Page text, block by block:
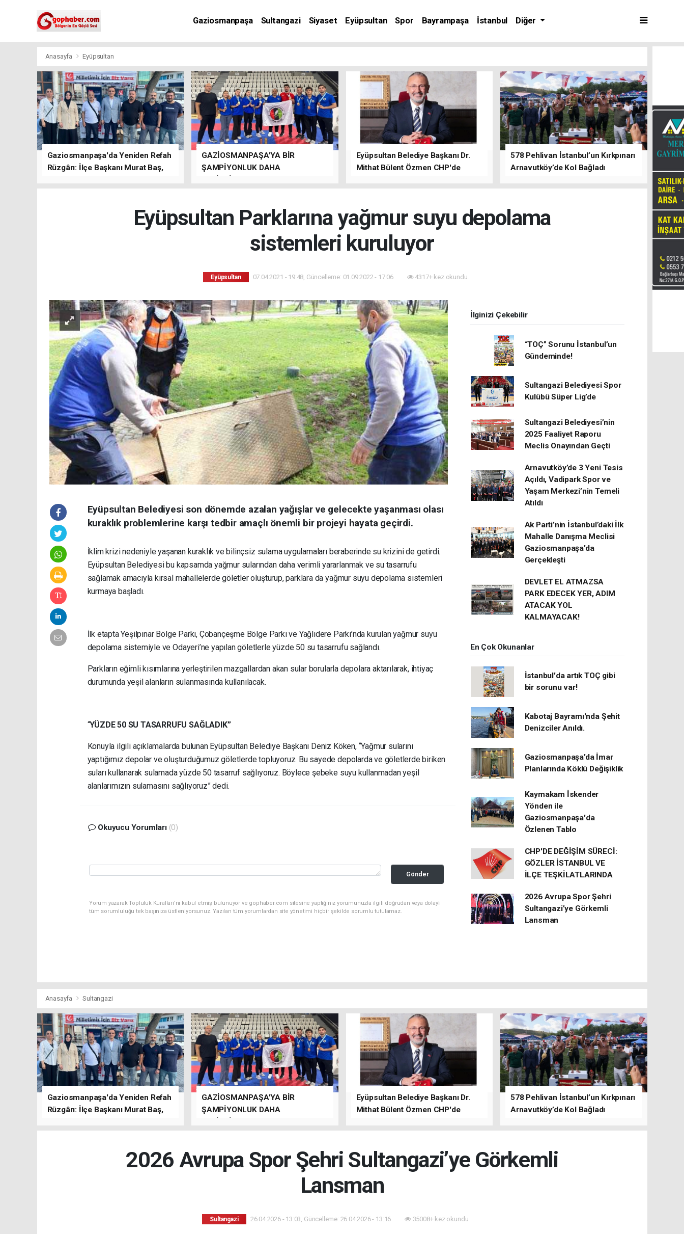
Gaziosmanpaşa Sultangazi Siyaset Eyüpsultan Spor Bayrampaşa İstanbul Diğer
Anasayfa Eyüpsultan
Gaziosmanpaşa'da Yeniden Refah
Rüzgârı: İlçe Başkanı Murat Baş,
GAZİOSMANPAŞA'YA BİR
ŞAMPİYONLUK DAHA
Eyüpsultan Belediye Başkanı Dr.
Mithat Bülent Özmen CHP'de
578 Pehlivan İstanbul’un Kırkpınarı
Arnavutköy’de Kol Bağladı
Eyüpsultan Parklarına yağmur suyu depolama
sistemleri kuruluyor
Eyüpsultan 07.04.2021 - 19:48, Güncelleme: 01.09.2022 - 17:06 4317+ kez okundu.
Eyüpsultan Belediyesi son dönemde azalan yağışlar ve gelecekte yaşanması olası
kuraklık problemlerine karşı tedbir amaçlı önemli bir projeyi hayata geçirdi.
İklim krizi nedeniyle yaşanan kuraklık ve bilinçsiz sulama uygulamaları beraberinde su krizini de getirdi.
Eyüpsultan Belediyesi bu kapsamda yağmur sularından daha verimli yararlanmak ve su tasarrufu
sağlamak amacıyla kırsal mahallelerde göletler oluşturup, parklara da yağmur suyu depolama sistemleri
kurmaya başladı.
İlk etapta Yeşilpınar Bölge Parkı, Çobançeşme Bölge Parkı ve Yağlıdere Parkı’nda kurulan yağmur suyu
depolama sistemiyle ve Odayeri’ne yapılan göletlerle yüzde 50 su tasarrufu sağlandı.
Parkların eğimli kısımlarına yerleştirilen mazgallardan akan sular borularla depolara aktarılarak, ihtiyaç
durumunda yeşil alanların sulanmasında kullanılacak.
“YÜZDE 50 SU TASARRUFU SAĞLADIK”
Konuyla ilgili açıklamalarda bulunan Eyüpsultan Belediye Başkanı Deniz Köken, “Yağmur sularını
yaptığımız depolar ve oluşturduğumuz göletlerde topluyoruz. Bu sayede depolarda ve göletlerde biriken
suları kullanarak sulamada yüzde 50 tasarruf sağlıyoruz. Böylece şebeke suyu kullanmadan yeşil
alanlarımızın sulamasını sağlıyoruz” dedi.
Okuyucu Yorumları (0)
Gönder
Yorum yazarak Topluluk Kuralları’nı kabul etmiş bulunuyor ve gophaber.com sitesine yaptığınız yorumunuzla ilgili doğrudan veya dolaylı
tüm sorumluluğu tek başınıza üstleniyorsunuz. Yazılan tüm yorumlardan site yönetimi hiçbir şekilde sorumlu tutulamaz.
İlginizi Çekebilir
“TOÇ” Sorunu İstanbul’un
Gündeminde!
Sultangazi Belediyesi Spor
Kulübü Süper Lig’de
Sultangazi Belediyesi’nin
2025 Faaliyet Raporu
Meclis Onayından Geçti
Arnavutköy’de 3 Yeni Tesis
Açıldı, Vadipark Spor ve
Yaşam Merkezi’nin Temeli
Atıldı
Ak Parti’nin İstanbul’daki İlk
Mahalle Danışma Meclisi
Gaziosmanpaşa’da
Gerçekleşti
DEVLET EL ATMAZSA
PARK EDECEK YER, ADIM
ATACAK YOL
KALMAYACAK!
En Çok Okunanlar
İstanbul'da artık TOÇ gibi
bir sorunu var!
Kabotaj Bayramı'nda Şehit
Denizciler Anıldı.
Gaziosmanpaşa’da İmar
Planlarında Köklü Değişiklik
Kaymakam İskender
Yönden ile
Gaziosmanpaşa'da
Özlenen Tablo
CHP'DE DEĞİŞİM SÜRECİ:
GÖZLER İSTANBUL VE
İLÇE TEŞKİLATLARINDA
2026 Avrupa Spor Şehri
Sultangazi’ye Görkemli
Lansman
Anasayfa Sultangazi
Gaziosmanpaşa'da Yeniden Refah
Rüzgârı: İlçe Başkanı Murat Baş,
GAZİOSMANPAŞA'YA BİR
ŞAMPİYONLUK DAHA
Eyüpsultan Belediye Başkanı Dr.
Mithat Bülent Özmen CHP'de
578 Pehlivan İstanbul’un Kırkpınarı
Arnavutköy’de Kol Bağladı
2026 Avrupa Spor Şehri Sultangazi’ye Görkemli
Lansman
Sultangazi 26.04.2026 - 13:03, Güncelleme: 26.04.2026 - 13:16 35008+ kez okundu.